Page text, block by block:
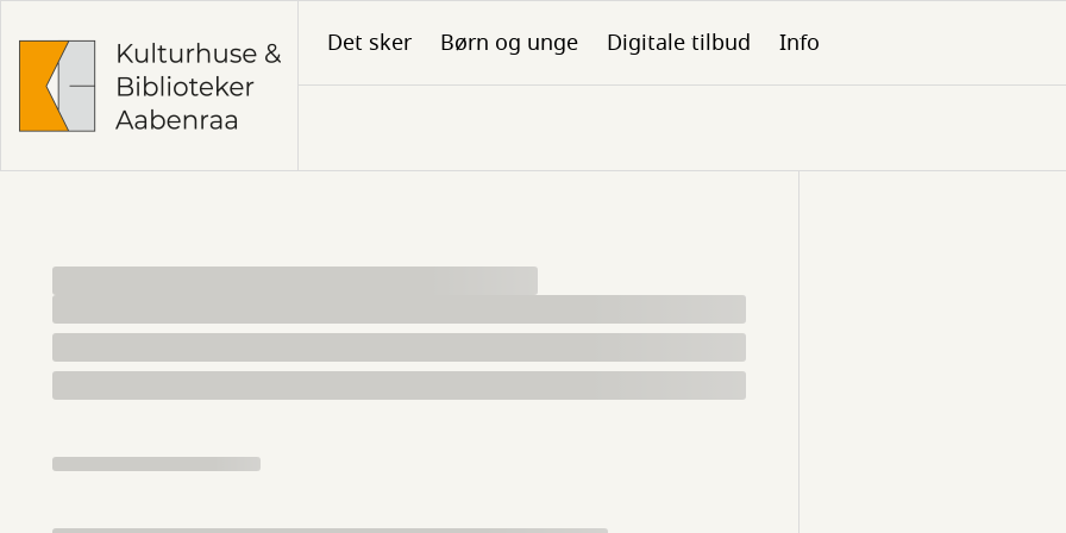
hovedindhold
Det sker Børn og unge Digitale tilbud Info